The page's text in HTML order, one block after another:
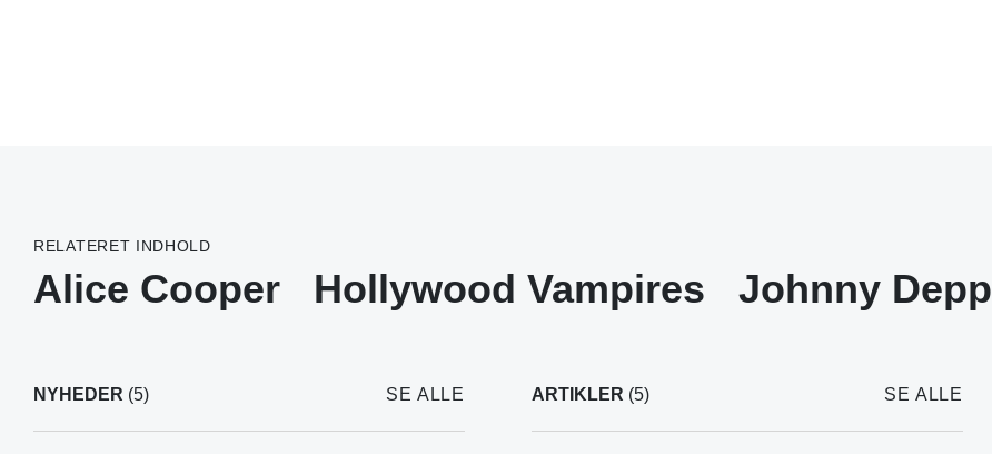
RELATERET INDHOLD
Alice Cooper Hollywood Vampires Johnny Depp
NYHEDER (5) SE ALLE ARTIKLER (5) SE ALLE